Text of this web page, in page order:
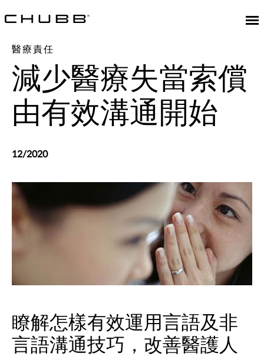
醫療責任
減少醫療失當索償
由有效溝通開始
12/2020
瞭解怎樣有效運用言語及非
言語溝通技巧，改善醫護人